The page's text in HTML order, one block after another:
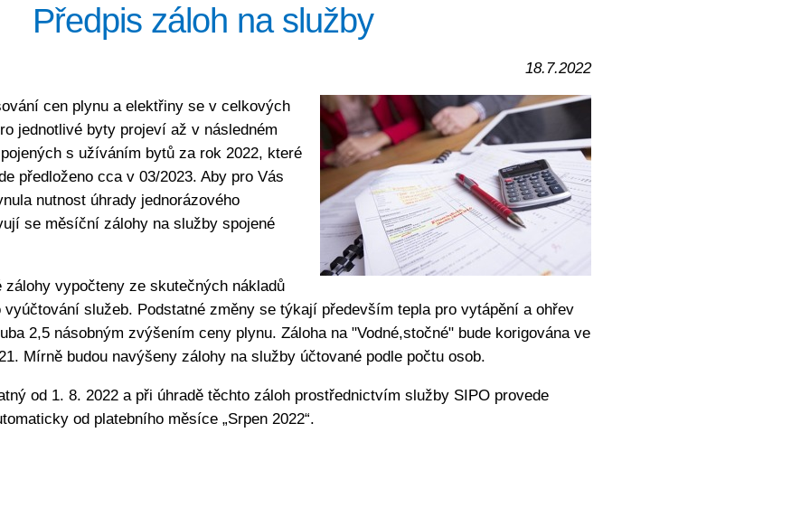
Předpis záloh na služby
18.7.2022
cen plynu a elektřiny se v celkových
jednotlivé byty projeví až v následném
s užíváním bytů za rok 2022, které
předloženo cca v 03/2023. Aby pro Vás
nutnost úhrady jednorázového
se měsíční zálohy na služby spojené
vypočteny ze skutečných nákladů
vyúčtování služeb. Podstatné změny se týkají především tepla pro vytápění a ohřev
2,5 násobným zvýšením ceny plynu. Záloha na "Vodné,stočné" bude korigována ve
Mírně budou navýšeny zálohy na služby účtované podle počtu osob.
od 1. 8. 2022 a při úhradě těchto záloh prostřednictvím služby SIPO provede
od platebního měsíce „Srpen 2022“.